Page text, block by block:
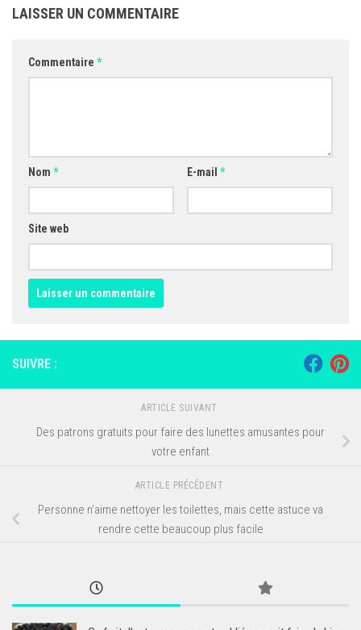
LAISSER UN COMMENTAIRE
Commentaire *
Nom * E-mail *
Site web
SUIVRE :
ARTICLE SUIVANT
Des patrons gratuits pour faire des lunettes amusantes pour
votre enfant
ARTICLE PRÉCÉDENT
Personne n’aime nettoyer les toilettes, mais cette astuce va
rendre cette beaucoup plus facile